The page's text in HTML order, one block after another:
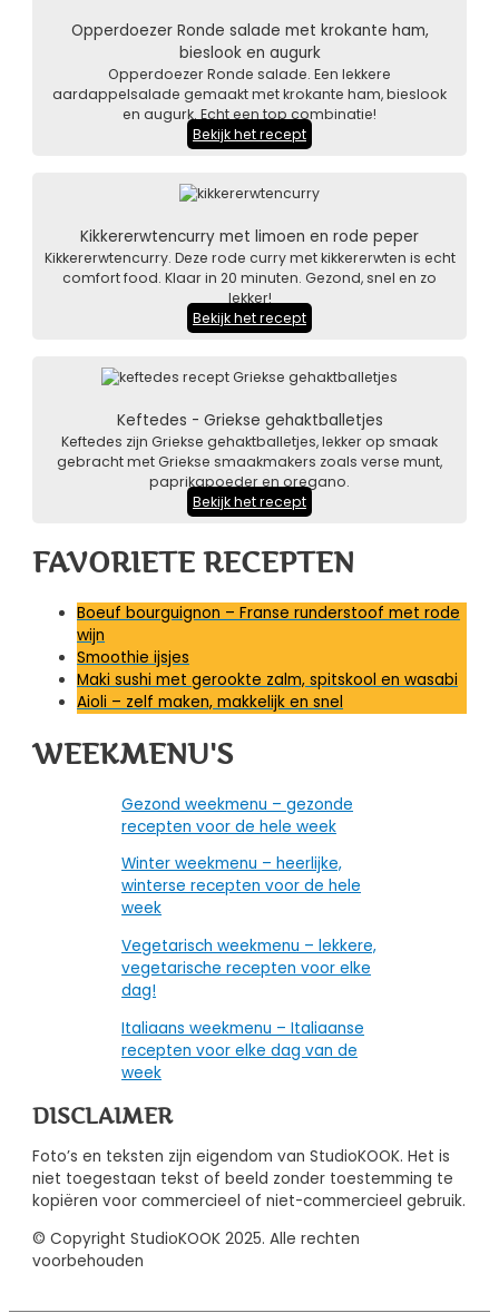
Opperdoezer Ronde salade met krokante ham,
bieslook en augurk
Opperdoezer Ronde salade. Een lekkere
aardappelsalade gemaakt met krokante ham, bieslook
en augurk. Echt een top combinatie!
Bekijk het recept
Kikkererwtencurry met limoen en rode peper
Kikkererwtencurry. Deze rode curry met kikkererwten is echt
comfort food. Klaar in 20 minuten. Gezond, snel en zo
lekker!
Bekijk het recept
Keftedes - Griekse gehaktballetjes
Keftedes zijn Griekse gehaktballetjes, lekker op smaak
gebracht met Griekse smaakmakers zoals verse munt,
paprikapoeder en oregano.
Bekijk het recept
FAVORIETE RECEPTEN
Boeuf bourguignon – Franse runderstoof met rode
wijn
Smoothie ijsjes
Maki sushi met gerookte zalm, spitskool en wasabi
Aioli – zelf maken, makkelijk en snel
WEEKMENU'S
Gezond weekmenu – gezonde
recepten voor de hele week
Winter weekmenu – heerlijke,
winterse recepten voor de hele
week
Vegetarisch weekmenu – lekkere,
vegetarische recepten voor elke
dag!
Italiaans weekmenu – Italiaanse
recepten voor elke dag van de
week
DISCLAIMER
Foto’s en teksten zijn eigendom van StudioKOOK. Het is
niet toegestaan tekst of beeld zonder toestemming te
kopiëren voor commercieel of niet-commercieel gebruik.
© Copyright StudioKOOK 2025. Alle rechten
voorbehouden